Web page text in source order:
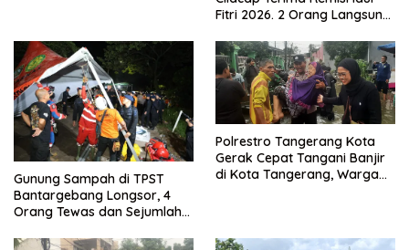
Fitri 2026. 2 Orang Langsung
Gunung Sampah di TPST
Bantargebang Longsor, 4
Orang Tewas dan Sejumlah
Polrestro Tangerang Kota
Gerak Cepat Tangani Banjir
di Kota Tangerang, Warga